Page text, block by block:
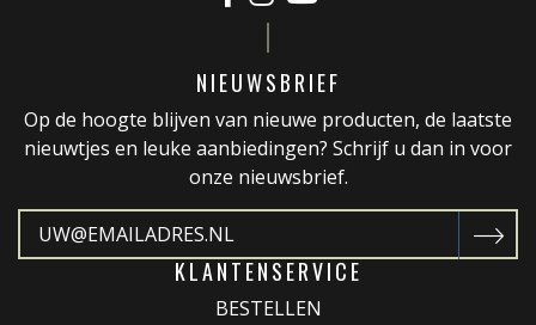
NIEUWSBRIEF
Op de hoogte blijven van nieuwe producten, de laatste
nieuwtjes en leuke aanbiedingen? Schrijf u dan in voor
onze nieuwsbrief.
KLANTENSERVICE
BESTELLEN